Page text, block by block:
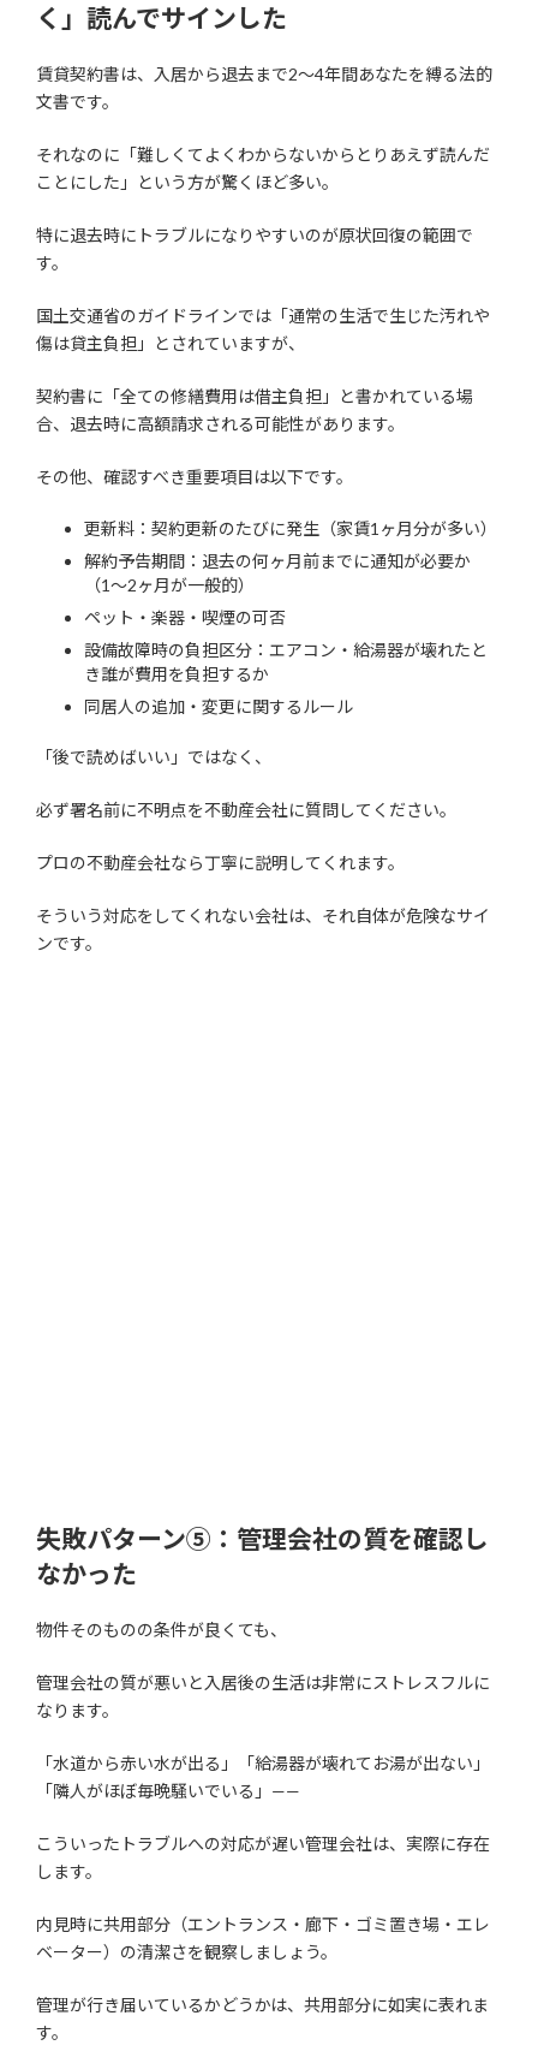
く」読んでサインした
賃貸契約書は、入居から退去まで2〜4年間あなたを縛る法的
文書です。
それなのに「難しくてよくわからないからとりあえず読んだ
ことにした」という方が驚くほど多い。
特に退去時にトラブルになりやすいのが原状回復の範囲で
す。
国土交通省のガイドラインでは「通常の生活で生じた汚れや
傷は貸主負担」とされていますが、
契約書に「全ての修繕費用は借主負担」と書かれている場
合、退去時に高額請求される可能性があります。
その他、確認すべき重要項目は以下です。
更新料：契約更新のたびに発生（家賃1ヶ月分が多い）
解約予告期間：退去の何ヶ月前までに通知が必要か
（1〜2ヶ月が一般的）
ペット・楽器・喫煙の可否
設備故障時の負担区分：エアコン・給湯器が壊れたと
き誰が費用を負担するか
同居人の追加・変更に関するルール
「後で読めばいい」ではなく、
必ず署名前に不明点を不動産会社に質問してください。
プロの不動産会社なら丁寧に説明してくれます。
そういう対応をしてくれない会社は、それ自体が危険なサイ
ンです。
失敗パターン⑤：管理会社の質を確認し
なかった
物件そのものの条件が良くても、
管理会社の質が悪いと入居後の生活は非常にストレスフルに
なります。
「水道から赤い水が出る」「給湯器が壊れてお湯が出ない」
「隣人がほぼ毎晩騒いでいる」——
こういったトラブルへの対応が遅い管理会社は、実際に存在
します。
内見時に共用部分（エントランス・廊下・ゴミ置き場・エレ
ベーター）の清潔さを観察しましょう。
管理が行き届いているかどうかは、共用部分に如実に表れま
す。